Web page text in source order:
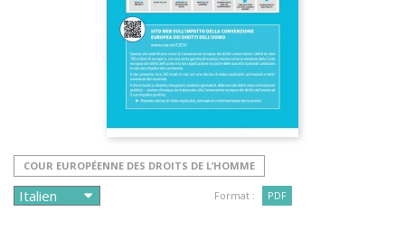
COUR EUROPÉENNE DES DROITS DE L’HOMME
Format : PDF